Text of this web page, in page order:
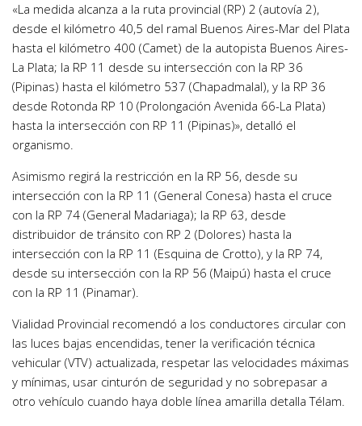
«La medida alcanza a la ruta provincial (RP) 2 (autovía 2),
desde el kilómetro 40,5 del ramal Buenos Aires-Mar del Plata
hasta el kilómetro 400 (Camet) de la autopista Buenos Aires-
La Plata; la RP 11 desde su intersección con la RP 36
(Pipinas) hasta el kilómetro 537 (Chapadmalal), y la RP 36
desde Rotonda RP 10 (Prolongación Avenida 66-La Plata)
hasta la intersección con RP 11 (Pipinas)», detalló el
organismo.
Asimismo regirá la restricción en la RP 56, desde su
intersección con la RP 11 (General Conesa) hasta el cruce
con la RP 74 (General Madariaga); la RP 63, desde
distribuidor de tránsito con RP 2 (Dolores) hasta la
intersección con la RP 11 (Esquina de Crotto), y la RP 74,
desde su intersección con la RP 56 (Maipú) hasta el cruce
con la RP 11 (Pinamar).
Vialidad Provincial recomendó a los conductores circular con
las luces bajas encendidas, tener la verificación técnica
vehicular (VTV) actualizada, respetar las velocidades máximas
y mínimas, usar cinturón de seguridad y no sobrepasar a
otro vehículo cuando haya doble línea amarilla detalla Télam.